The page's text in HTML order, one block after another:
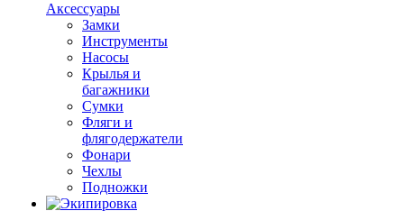
Аксессуары
Замки
Инструменты
Насосы
Крылья и
багажники
Сумки
Фляги и
флягодержатели
Фонари
Чехлы
Подножки